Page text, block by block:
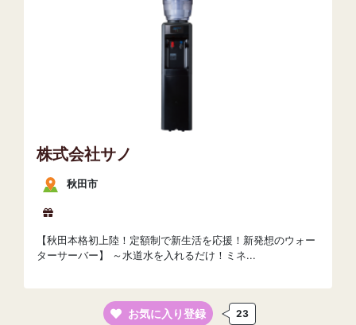
株式会社サノ
秋田市
【秋田本格初上陸！定額制で新生活を応援！新発想のウォー
ターサーバー】 ～水道水を入れるだけ！ミネ...
お気に入り登録 23